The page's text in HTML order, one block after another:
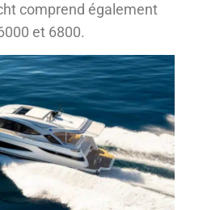
comprend également
et 6800.